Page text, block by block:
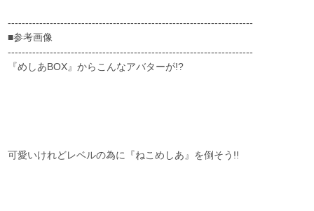
----------------------------------------------------------------------
■参考画像
----------------------------------------------------------------------
『めしあBOX』からこんなアバターが!?
可愛いけれどレベルの為に『ねこめしあ』を倒そう!!